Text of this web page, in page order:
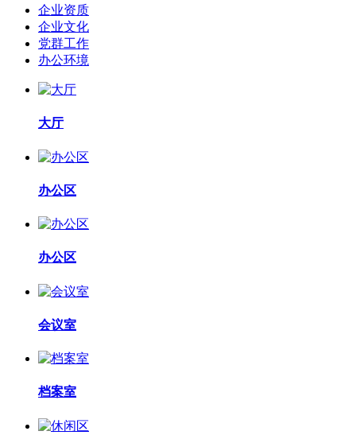
企业资质
企业文化
党群工作
办公环境
大厅
办公区
办公区
会议室
档案室